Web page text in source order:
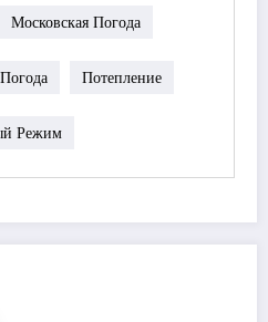
Московская Погода
Потепление
Режим